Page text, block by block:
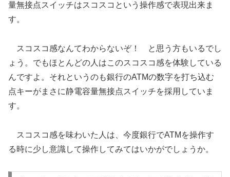
量無接点スイッチはスコスコという操作感で表現出来ま
す。
スコスコ感なんてわからないぞ！ と思う方もいるでし
ょう。でもほとんどの人はこのスコスコ感を体験している
んですよ。それというのも銀行のATMの数字を打ち込む
点キーがまさに静電容量無接点スイッチを採用していま
す。
スコスコ感を味わいた人は、今度銀行でATMを操作す
る時に少し意識して操作してみてはいかがでしょうか。